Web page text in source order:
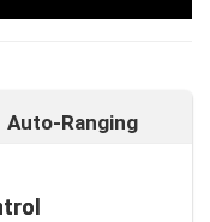
Auto-Ranging